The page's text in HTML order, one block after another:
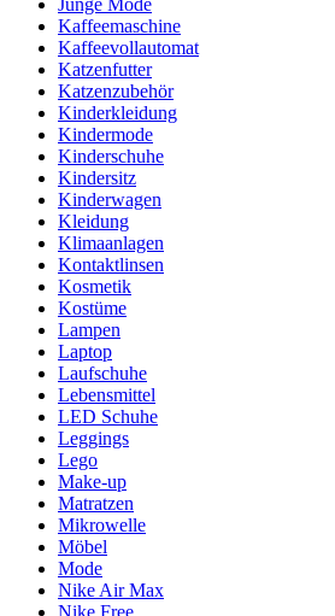
Kaffeemaschine
Kaffeevollautomat
Katzenfutter
Katzenzubehör
Kinderkleidung
Kindermode
Kinderschuhe
Kindersitz
Kinderwagen
Kleidung
Klimaanlagen
Kontaktlinsen
Kosmetik
Kostüme
Lampen
Laptop
Laufschuhe
Lebensmittel
LED Schuhe
Leggings
Lego
Make-up
Matratzen
Mikrowelle
Möbel
Mode
Nike Air Max
Nike Free